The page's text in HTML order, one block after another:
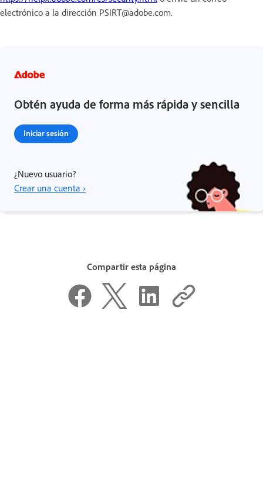
electrónico a la dirección PSIRT@adobe.com.
Obtén ayuda de forma más rápida y sencilla
Iniciar sesión
¿Nuevo usuario?
Crear una cuenta ›
Compartir esta página